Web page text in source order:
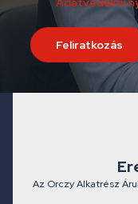
Feliratkozás
Az Orczy Alkatrész